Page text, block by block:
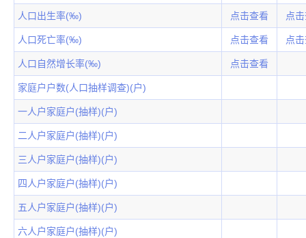
人口出生率(‰) 点击查看 点
人口死亡率(‰) 点击查看 点
人口自然增长率(‰) 点击查看
家庭户户数(人口抽样调查)(户)
一人户家庭户(抽样)(户)
二人户家庭户(抽样)(户)
三人户家庭户(抽样)(户)
四人户家庭户(抽样)(户)
五人户家庭户(抽样)(户)
六人户家庭户(抽样)(户)